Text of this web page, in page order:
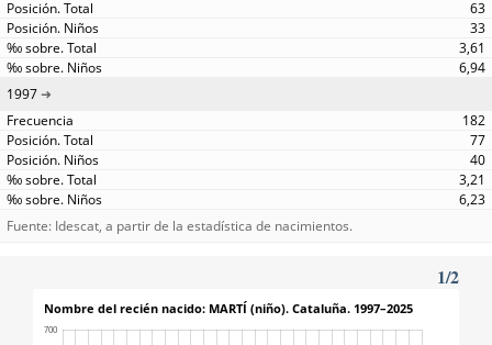
63
33
3,61
6,94
1997
182
77
40
3,21
6,23
Fuente: Idescat, a partir de la estadística de nacimientos.